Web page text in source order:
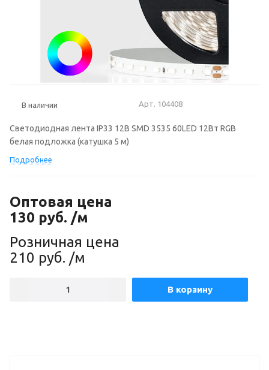
В наличии Арт. 104408
Светодиодная лента IP33 12В SMD 3535 60LED 12Вт RGB
белая подложка (катушка 5 м)
Подробнее
Оптовая цена
130 руб. /м
Розничная цена
210 руб. /м
В корзину